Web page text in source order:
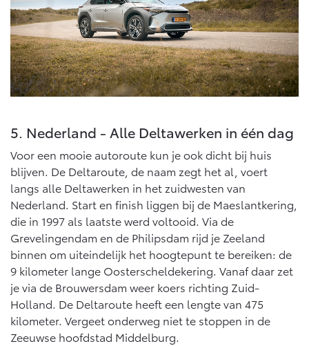
5. Nederland - Alle Deltawerken in één dag
Voor een mooie autoroute kun je ook dicht bij huis
blijven. De Deltaroute, de naam zegt het al, voert
langs alle Deltawerken in het zuidwesten van
Nederland. Start en finish liggen bij de Maeslantkering,
die in 1997 als laatste werd voltooid. Via de
Grevelingendam en de Philipsdam rijd je Zeeland
binnen om uiteindelijk het hoogtepunt te bereiken: de
9 kilometer lange Oosterscheldekering. Vanaf daar zet
je via de Brouwersdam weer koers richting Zuid-
Holland. De Deltaroute heeft een lengte van 475
kilometer. Vergeet onderweg niet te stoppen in de
Zeeuwse hoofdstad Middelburg.